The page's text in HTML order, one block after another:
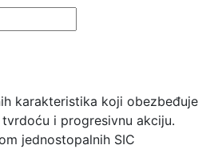
karakteristika koji obezbeđuje
i progresivnu akciju.
jednostopalnih SIC